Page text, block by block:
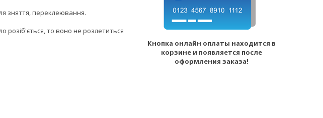
зняття, переклеювання.
розіб'ється, то воно не розлетиться
Кнопка онлайн оплаты находится в
корзине и появляется после
оформления заказа!